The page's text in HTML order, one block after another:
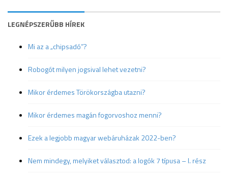
LEGNÉPSZERŰBB HÍREK
Mi az a „chipsadó”?
Robogót milyen jogsival lehet vezetni?
Mikor érdemes Törökországba utazni?
Mikor érdemes magán fogorvoshoz menni?
Ezek a legjobb magyar webáruházak 2022-ben?
Nem mindegy, melyiket választod: a logók 7 típusa – I. rész